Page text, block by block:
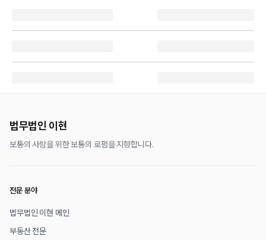
법무법인 이현
보통의 사람을 위한 보통의 로펌을 지향합니다.
전문 분야
법무법인 이현 메인
부동산 전문